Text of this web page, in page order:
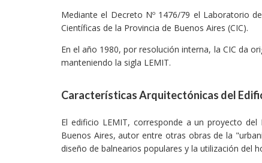
Mediante el Decreto Nº 1476/79 el Laboratorio
Científicas de la Provincia de Buenos Aires (CIC).
En el año 1980, por resolución interna, la CIC da
manteniendo la sigla LEMIT.
Características Arquitectónicas del
El edificio LEMIT, corresponde a un proyecto
Buenos Aires, autor entre otras obras de la
diseño de balnearios populares y la utilización del